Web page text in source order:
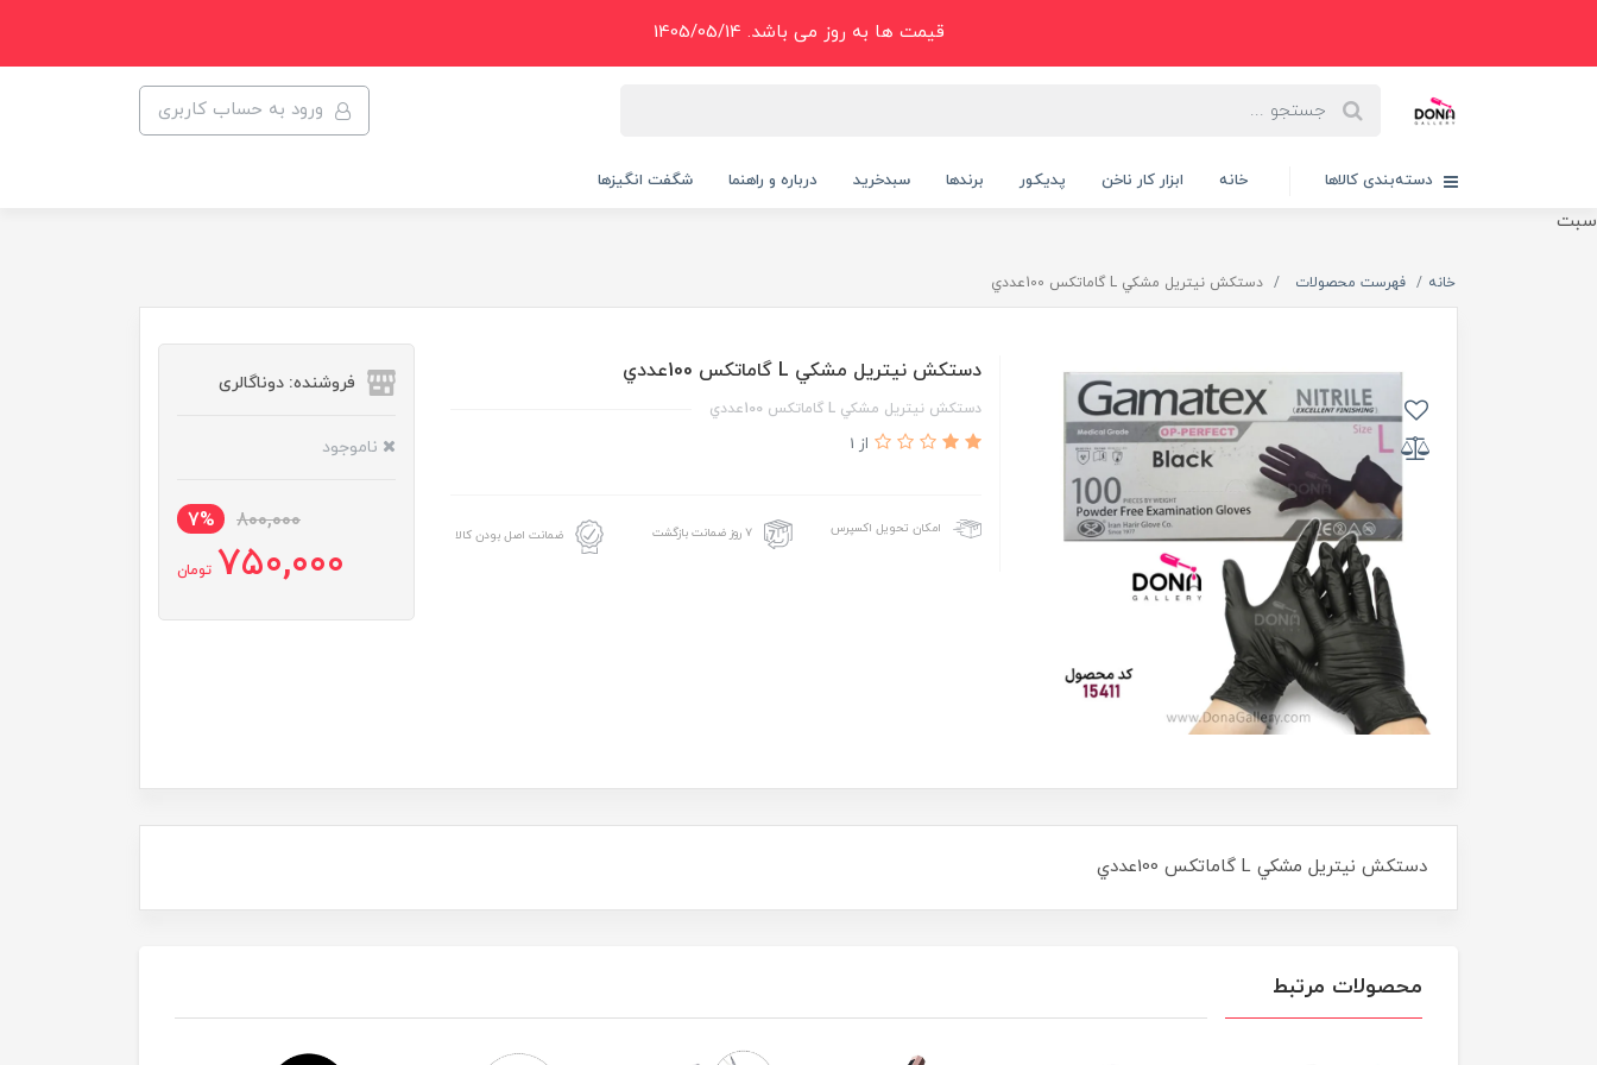
سبت
قیمت ها به روز می باشد. 1405/05/14
ورود به حساب کاربری
دسته‌بندی کالاها خانه ابزار کار ناخن پدیکور برندها سبدخرید درباره و راهنما شگفت انگیزها
خانه فهرست محصولات دستکش نيتريل مشکي L گاماتکس 100عددي
دستکش نيتريل مشکي L گاماتکس 100عددي
دستکش نيتريل مشکي L گاماتکس 100عددي
از 1
امکان تحویل اکسپرس ۷ روز ضمانت بازگشت ضمانت اصل بودن کالا
فروشنده: دوناگالری
ناموجود
800,000
7%
750,000 تومان
دستکش نيتريل مشکي L گاماتکس 100عددي
محصولات مرتبط